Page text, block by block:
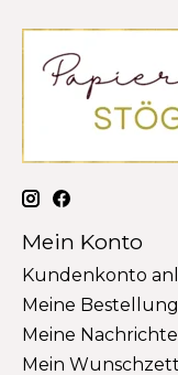
Mein Konto
Kundenkonto
Meine
Meine
Mein